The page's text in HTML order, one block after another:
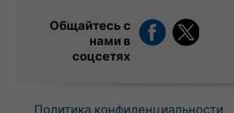
Общайтесь с
нами в
соцсетях
Политика конфиденциальности